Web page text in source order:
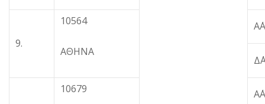
9.
10564
ΑΘΗΝΑ
10679